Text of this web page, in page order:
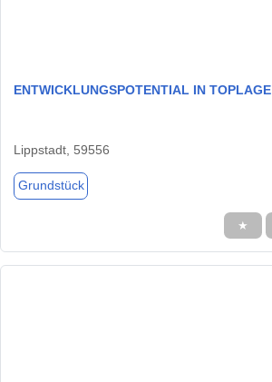
ENTWICKLUNGSPOTENTIAL IN TOPLAGE
Lippstadt, 59556
Grundstück
★